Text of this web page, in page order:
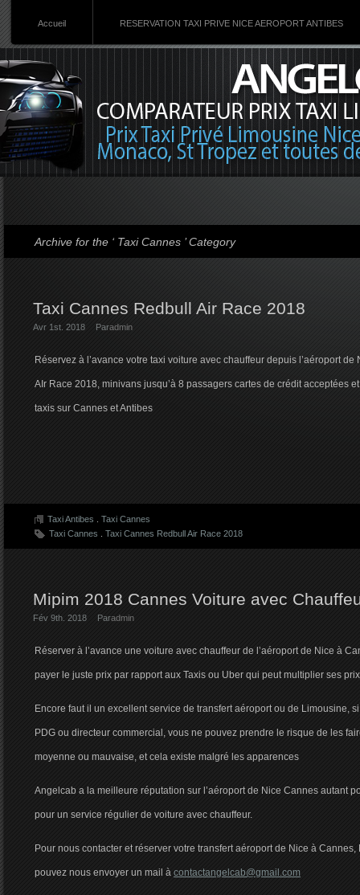
Accueil RESERVATION TAXI PRIVE NICE AEROPORT ANTIBES
Archive for the ‘ Taxi Cannes ’ Category
Taxi Cannes Redbull Air Race 2018
Avr 1st. 2018 Paradmin
Réservez à l’avance votre taxi voiture avec chauffeur depuis l’aéroport
AIr Race 2018, minivans jusqu’à 8 passagers cartes de crédit acceptées
taxis sur Cannes et Antibes
Taxi Antibes
Taxi Cannes
Taxi Cannes
Taxi Cannes Redbull Air Race 2018
Mipim 2018 Cannes Voiture avec
Fév 9th. 2018 Paradmin
Réserver à l’avance une voiture avec chauffeur de l’aéroport de Nice à
payer le juste prix par rapport aux Taxis ou Uber qui peut multiplier ses
Encore faut il un excellent service de transfert aéroport ou de Limousine,
PDG ou directeur commercial, vous ne pouvez prendre le risque de les
moyenne ou mauvaise, et cela existe malgré les apparences
Angelcab a la meilleure réputation sur l’aéroport de Nice Cannes autant
pour un service régulier de voiture avec chauffeur.
Pour nous contacter et réserver votre transfert aéroport de Nice à
pouvez nous envoyer un mail à contactangelcab@gmail.com